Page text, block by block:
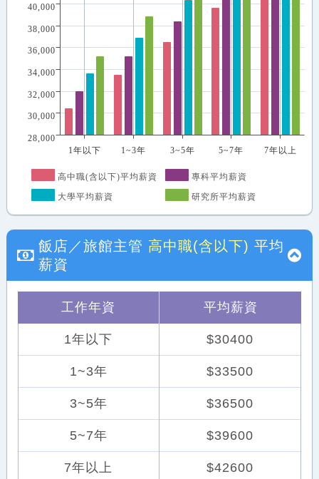
1年以下 1~3年 3~5年 5~7年 7年以上
28,000
30,000
32,000
34,000
36,000
38,000
40,000
高中職(含以下)平均薪資
專科平均薪資
大學平均薪資
研究所平均薪資
飯店／旅館主管 高中職(含以下) 平均
薪資
工作年資 平均薪資
1年以下
1~3年
3~5年
5~7年
7年以上
$30400
$33500
$36500
$39600
$42600